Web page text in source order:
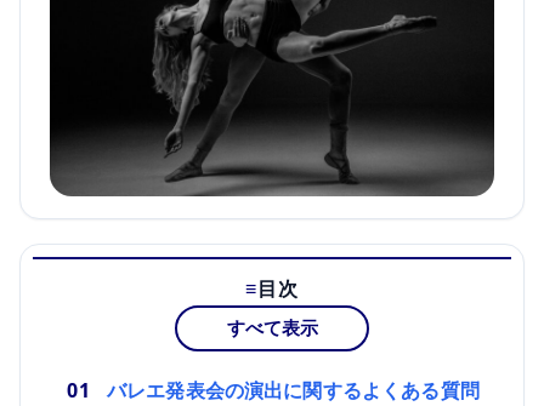
目次
すべて表示
バレエ発表会の演出に関するよくある質問